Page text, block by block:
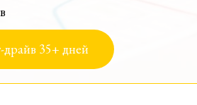
драйв 35+ дней